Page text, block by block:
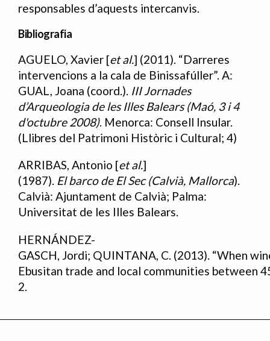
responsables d’aquests intercanvis.
Bibliografia
Bibliografia
AGUELO, Xavier [et al.] (2011). “Darreres
intervencions a la cala de Binissafúller”. A:
GUAL, Joana (coord.). III Jornades
d’Arqueologia de les Illes Balears (Maó, 3 i 4
d'octubre 2008). Menorca: Consell Insular.
(Llibres del Patrimoni Històric i Cultural; 4)
ARRIBAS, Antonio [et al.]
(1987). El barco de El Sec (Calvià, Mallorca).
Calvià: Ajuntament de Calvià; Palma:
Universitat de les Illes Balears.
HERNÁNDEZ-
GASCH, Jordi; QUINTANA, C. (2013). “When
Ebusitan trade and local communities between
2.